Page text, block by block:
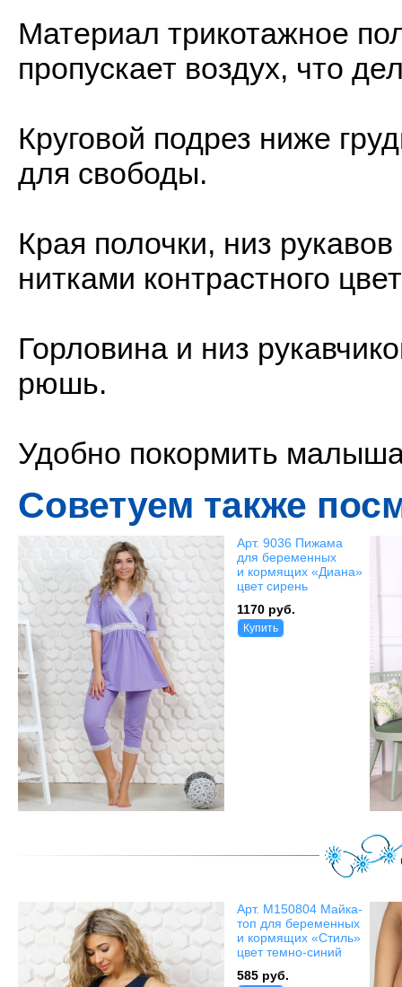
Материал трикотажное
пропускает воздух, что
Круговой подрез ниже
для свободы.
Края полочки, низ
нитками контрастного
Горловина и низ
рюшь.
Удобно покормить
Советуем также
Арт. 9036 Пижама
для беременных
и кормящих «Диана»
цвет сирень
1170 руб.
Купить
Арт. М150804 Майка-
топ для беременных
и кормящих «Стиль»
цвет темно-синий
585 руб.